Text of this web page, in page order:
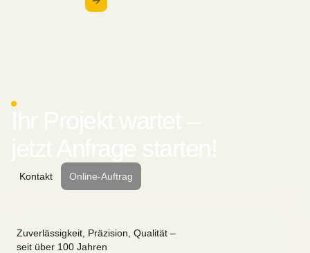
Kontakt Online-Auftrag
Zuverlässigkeit, Präzision, Qualität –
seit über 100 Jahren